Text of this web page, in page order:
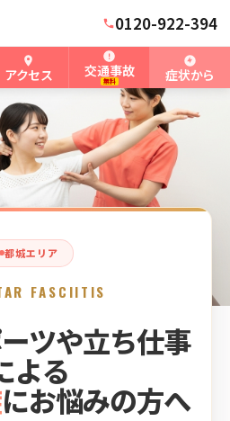
0120-922-394
アクセス 交通事故
無料 症状から
都城エリア
FASCIITIS
ツや立ち仕事
よる
にお悩みの方へ